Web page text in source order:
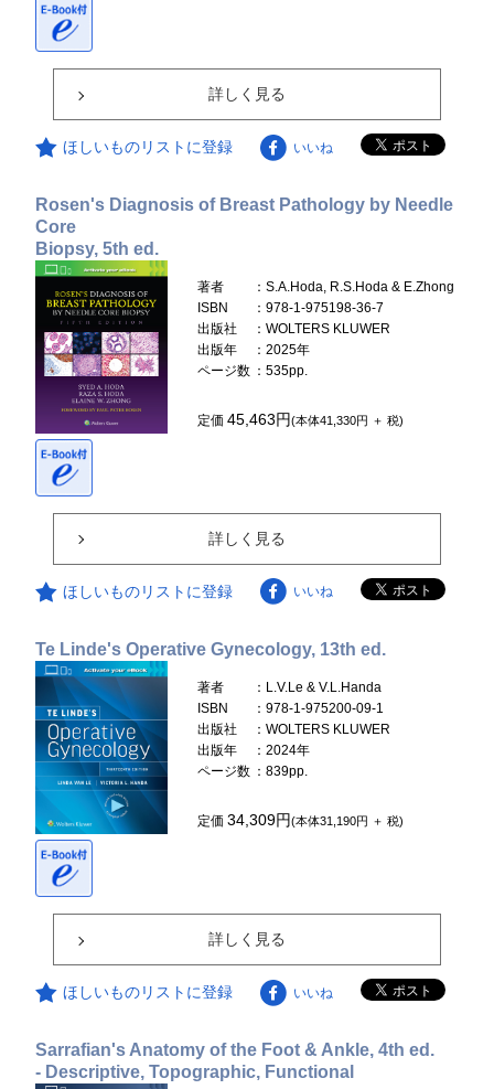
詳しく見る
ほしいものリストに登録 いいね
Rosen's Diagnosis of Breast Pathology by Needle
Core
Biopsy, 5th ed.
著者
：S.A.Hoda, R.S.Hoda & E.Zhong
ISBN
：978-1-975198-36-7
出版社
：WOLTERS KLUWER
出版年
：2025年
ページ数 ：535pp.
定価45,463円(本体41,330円 ＋ 税)
詳しく見る
ほしいものリストに登録 いいね
Te Linde's Operative Gynecology, 13th ed.
著者
：L.V.Le & V.L.Handa
ISBN
：978-1-975200-09-1
出版社
：WOLTERS KLUWER
出版年
：2024年
ページ数 ：839pp.
定価34,309円(本体31,190円 ＋ 税)
詳しく見る
ほしいものリストに登録 いいね
Sarrafian's Anatomy of the Foot & Ankle, 4th ed.
- Descriptive, Topographic, Functional